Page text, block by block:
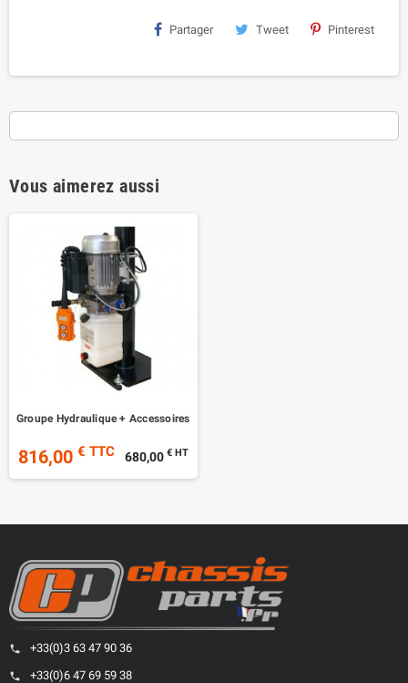
Partager Tweet Pinterest
Vous aimerez aussi
Groupe Hydraulique + Accessoires
816,00 € TTC 680,00 € HT
phone +33(0)3 63 47 90 36
phone +33(0)6 47 69 59 38